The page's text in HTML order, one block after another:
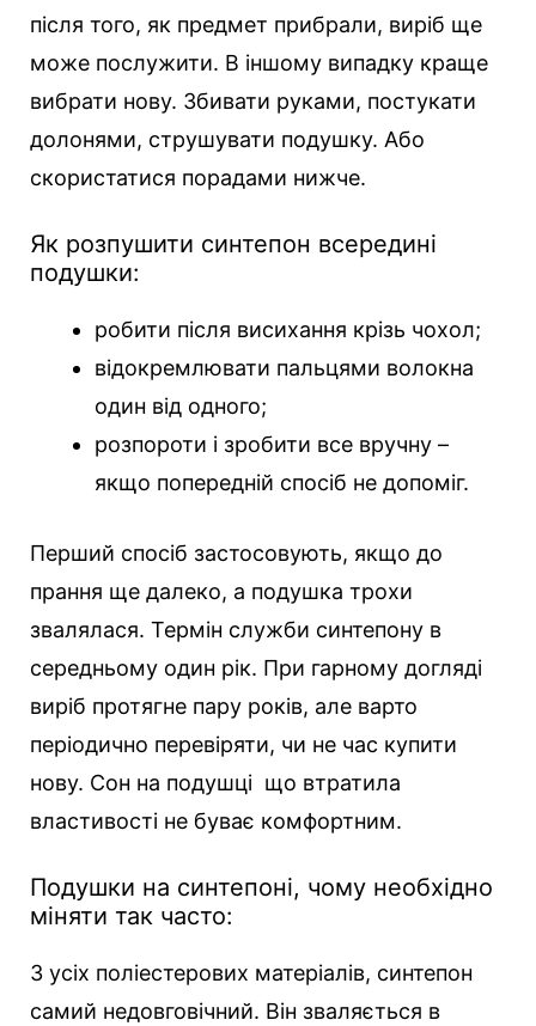
після того, як предмет прибрали, виріб ще
може послужити. В іншому випадку краще
вибрати нову. Збивати руками, постукати
долонями, струшувати подушку. Або
скористатися порадами нижче.
Як розпушити синтепон всередині
подушки:
робити після висихання крізь чохол;
відокремлювати пальцями волокна
один від одного;
розпороти і зробити все вручну –
якщо попередній спосіб не допоміг.
Перший спосіб застосовують, якщо до
прання ще далеко, а подушка трохи
звалялася. Термін служби синтепону в
середньому один рік. При гарному догляді
виріб протягне пару років, але варто
періодично перевіряти, чи не час купити
нову. Сон на подушці що втратила
властивості не буває комфортним.
Подушки на синтепоні, чому необхідно
міняти так часто:
З усіх поліестерових матеріалів, синтепон
самий недовговічний. Він зваляється в